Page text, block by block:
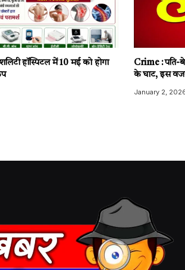
हॉस्पिटल में 10 मई को होगा
Crime : पति-
के घाट, इस
January 2,